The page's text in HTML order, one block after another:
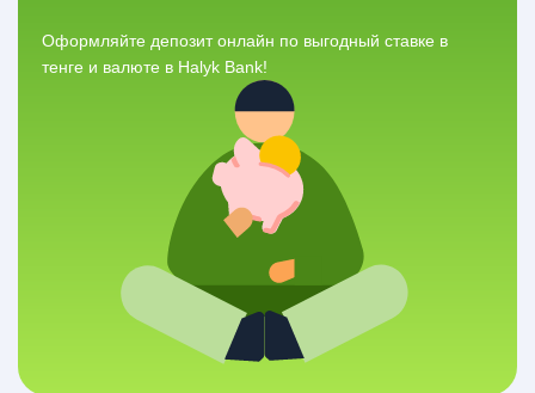
Оформляйте депозит онлайн по выгодный ставке в
тенге и валюте в Halyk Bank!